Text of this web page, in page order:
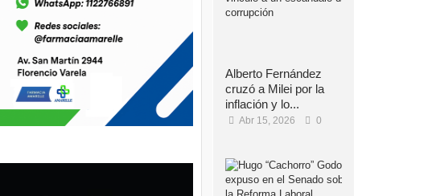
Alberto Fernández
cruzó a Milei por la
inflación y lo...
Abr 15, 2026 0